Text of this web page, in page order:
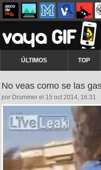
ÚLTIMOS TOP
No veas como se las
por Drummer el 15 oct 2014, 16:31